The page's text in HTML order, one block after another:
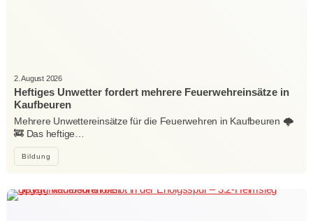
Bildung
2. August 2026
Heftiges Unwetter fordert mehrere Feuerwehreinsätze in
Kaufbeuren
Mehrere Unwettereinsätze für die Feuerwehren in Kaufbeuren 🌩️
🚒 Das heftige…